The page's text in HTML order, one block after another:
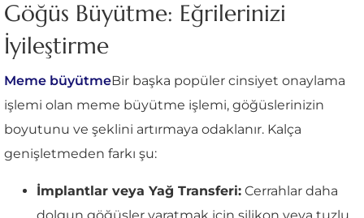
Göğüs Büyütme: Eğrilerinizi
İyileştirme
Meme büyütmeBir başka popüler cinsiyet onaylama
işlemi olan meme büyütme işlemi, göğüslerinizin
boyutunu ve şeklini artırmaya odaklanır. Kalça
genişletmeden farkı şu:
İmplantlar veya Yağ Transferi: Cerrahlar daha